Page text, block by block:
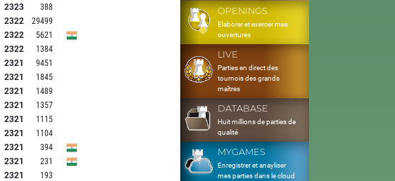
2323
388
2322
29499
2322
5621
2322
1384
2321
9451
2321
1845
2321
1489
2321
1357
2321
1115
2321
1104
2321
394
2321
231
2321
193
OPENINGS
Elaborer et exercer mes
ouvertures
LIVE
Parties en direct des
tournois des grands
maîtres
DATABASE
Huit millions de parties de
qualité
MYGAMES
Enregistrer et anayliser
mes parties dans le cloud